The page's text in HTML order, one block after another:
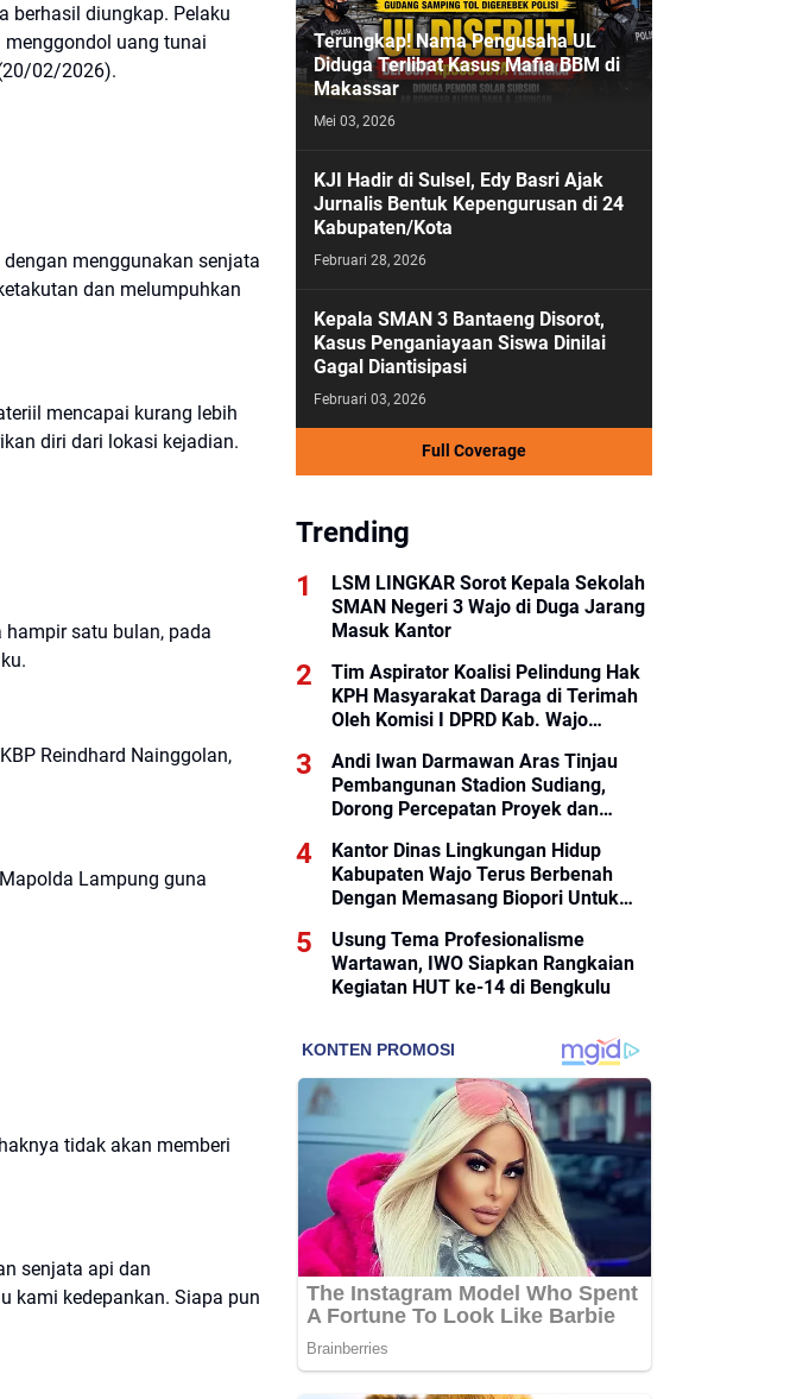
berhasil diungkap. Pelaku
uang tunai
02/2026).
menggunakan senjata
dan melumpuhkan
mencapai kurang lebih
diri dari lokasi kejadian.
satu bulan, pada
Reindhard Nainggolan,
Lampung guna
tidak akan memberi
senjata api dan
kami kedepankan. Siapa pun
Terungkap! Nama Pengusaha UL
Diduga Terlibat Kasus Mafia BBM di
Makassar
Mei 03, 2026
KJI Hadir di Sulsel, Edy Basri Ajak
Jurnalis Bentuk Kepengurusan di 24
Kabupaten/Kota
Februari 28, 2026
Kepala SMAN 3 Bantaeng Disorot,
Kasus Penganiayaan Siswa Dinilai
Gagal Diantisipasi
Februari 03, 2026
Full Coverage
Trending
LSM LINGKAR Sorot Kepala Sekolah
SMAN Negeri 3 Wajo di Duga Jarang
Masuk Kantor
Tim Aspirator Koalisi Pelindung Hak
KPH Masyarakat Daraga di Terimah
Oleh Komisi I DPRD Kab. Wajo
Pendapat.
Andi Iwan Darmawan Aras Tinjau
Pembangunan Stadion Sudiang,
Dorong Percepatan Proyek dan
Kantor Dinas Lingkungan Hidup
Kabupaten Wajo Terus Berbenah
Dengan Memasang Biopori Untuk
Usung Tema Profesionalisme
Wartawan, IWO Siapkan Rangkaian
Kegiatan HUT ke-14 di Bengkulu